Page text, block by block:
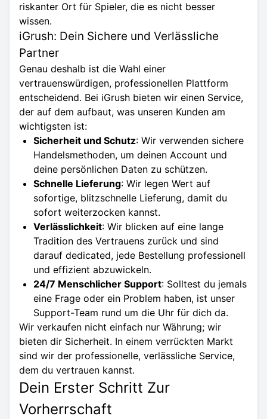
riskanter Ort für Spieler, die es nicht besser
wissen.
iGrush: Dein Sichere und Verlässliche
Partner
Genau deshalb ist die Wahl einer
vertrauenswürdigen, professionellen Plattform
entscheidend. Bei iGrush bieten wir einen Service,
der auf dem aufbaut, was unseren Kunden am
wichtigsten ist:
Sicherheit und Schutz: Wir verwenden sichere
Handelsmethoden, um deinen Account und
deine persönlichen Daten zu schützen.
Schnelle Lieferung: Wir legen Wert auf
sofortige, blitzschnelle Lieferung, damit du
sofort weiterzocken kannst.
Verlässlichkeit: Wir blicken auf eine lange
Tradition des Vertrauens zurück und sind
darauf dedicated, jede Bestellung professionell
und effizient abzuwickeln.
24/7 Menschlicher Support: Solltest du jemals
eine Frage oder ein Problem haben, ist unser
Support-Team rund um die Uhr für dich da.
Wir verkaufen nicht einfach nur Währung; wir
bieten dir Sicherheit. In einem verrückten Markt
sind wir der professionelle, verlässliche Service,
dem du vertrauen kannst.
Dein Erster Schritt Zur
Vorherrschaft